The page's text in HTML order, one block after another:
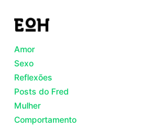
Amor
Sexo
Reflexões
Posts do Fred
Mulher
Comportamento